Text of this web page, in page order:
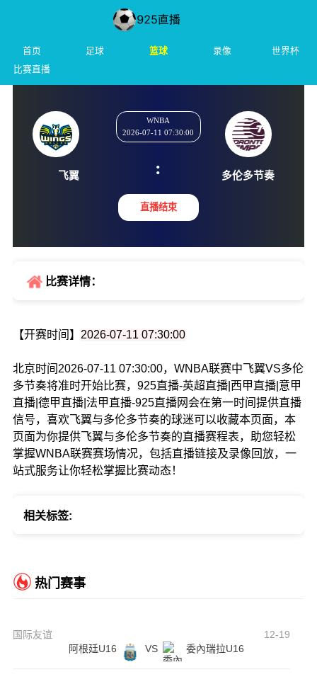
首页 足球 篮球 录像
世界杯
比赛直播
:
比赛详情：
【开赛时间】 2026-07-11 07:30:00
北京时间2026-07-11 07:30:00，WNBA联赛中飞翼VS多伦
多节奏将准时开始比赛，925直播-英超直播|西甲直播|意甲
直播|德甲直播|法甲直播-925直播网会在第一时间提供直播
信号，喜欢飞翼与多伦多节奏的球迷可以收藏本页面，本
页面为你提供飞翼与多伦多节奏的直播赛程表，助您轻松
掌握WNBA联赛赛场情况，包括直播链接及录像回放，一
站式服务让你轻松掌握比赛动态！
相关标签:
热门赛事
国际友谊
12-19
阿根廷U16
VS 委內瑞拉U16